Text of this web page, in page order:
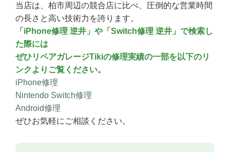
当店は、柏市周辺の競合店に比べ、圧倒的な営業時間
の長さと高い技術力を誇ります。
「iPhone修理 逆井」や「Switch修理 逆井」で検索し
た際には
ぜひリペアガレージTikiの修理実績の一部を以下のリ
ンクよりご覧ください。
iPhone修理
Nintendo Switch修理
Android修理
ぜひお気軽にご相談ください。